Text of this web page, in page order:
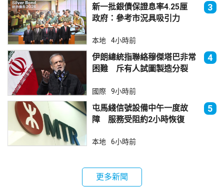
新一批銀債保證息率4.25厘
政府：參考市況具吸引力
3
本地 4小時前
伊朗總統指聯絡穆傑塔巴非常
困難 斥有人試圖製造分裂
4
國際 9小時前
屯馬綫信號設備中午一度故
障 服務受阻約2小時恢復
5
本地 6小時前
更多新聞